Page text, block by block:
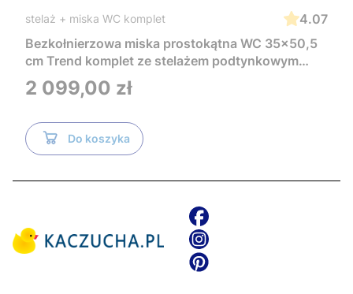
stelaż + miska WC komplet
4.07
Bezkołnierzowa miska prostokątna WC 35x50,5
cm Trend komplet ze stelażem podtynkowym
Tece i czarnym przyciskiem TeceNow
TR2216+Tece
Cena
2 099,00 zł
Do koszyka